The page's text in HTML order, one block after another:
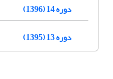
دوره 14 (1396)
دوره 13 (1395)